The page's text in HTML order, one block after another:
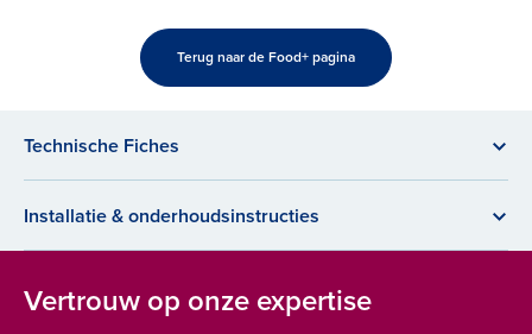
Terug naar de Food+ pagina
Technische Fiches
Installatie & onderhoudsinstructies
Vertrouw op onze expertise